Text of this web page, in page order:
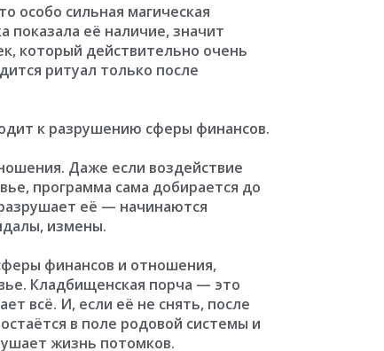
особо сильная магическая
показала её наличие, значит
который действительно очень
ритуал только после
к разрушению сферы финансов.
Даже если воздействие
программа сама добирается до
её — начинаются
измены.
финансов и отношения,
Кладбищенская порча — это
всё. И, если её не снять, после
в поле родовой системы и
жизнь потомков.